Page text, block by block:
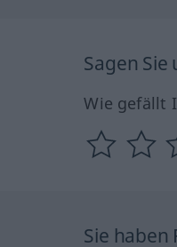
Sagen
Wie gefällt
Sie haben